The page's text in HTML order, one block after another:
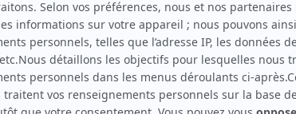
Portrait-robot(Julien Falco)
Discussions avec mes parents(M. Mailloux 2022)
District 31(Marc Noiseux2017)
Feux(Acteur)
Normand Dubé